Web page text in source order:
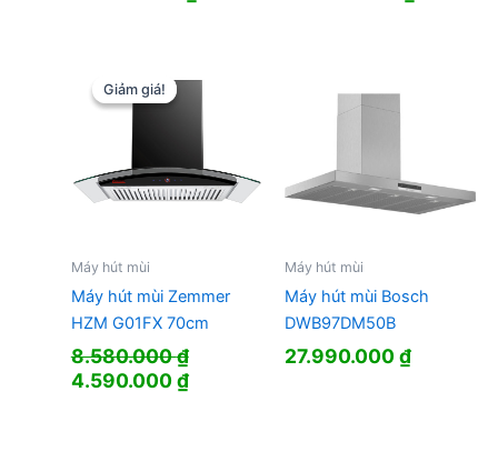
Giảm giá!
Giảm giá!
Máy hút mùi
Máy hút mùi Zemmer
HZM G01FX 70cm
8.580.000₫
Giá
4.590.000₫Giá
Máy hút mùi
Máy hút mùi Bosch
DWB97DM50B
27.990.000₫